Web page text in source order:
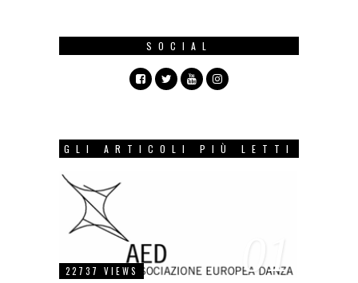
SOCIAL
GLI ARTICOLI PIÙ LETTI
01
22737 VIEWS